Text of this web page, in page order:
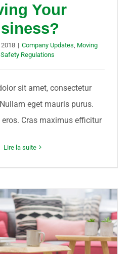
Your
| Company Updates Moving
Safety Regulations
sit amet, consectetur
eget mauris purus.
Cras maximus efficitur
Lire la suite